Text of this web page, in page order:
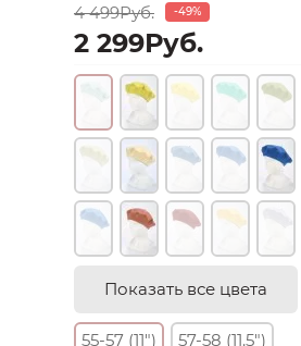
4 499Руб. -49%
2 299Руб.
Показать все цвета
55-57 (11") 57-58 (11.5")